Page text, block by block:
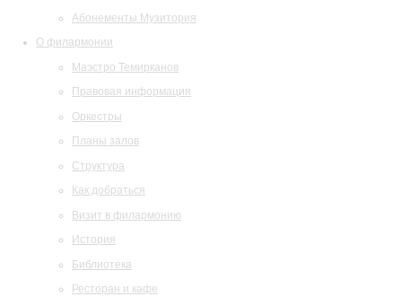
Абонементы Музитория
О филармонии
Маэстро Темирканов
Правовая информация
Оркестры
Планы залов
Структура
Как добраться
Визит в филармонию
История
Библиотека
Ресторан и кафе